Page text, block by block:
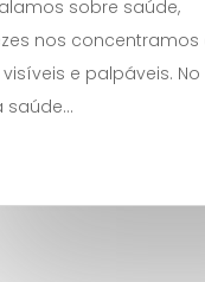
sobre saúde,
nos concentramos
e palpáveis. No
saúde...